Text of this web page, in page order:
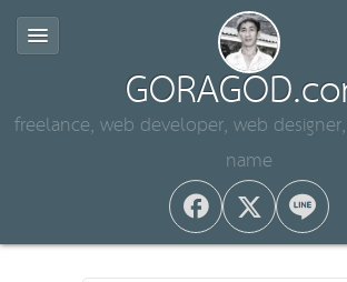
freelance, web developer, web
name